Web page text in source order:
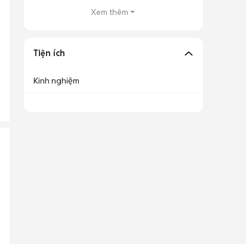
Xem thêm
Tiện ích
Kinh nghiệm